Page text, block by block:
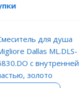
для душа
Dallas ML.DLS-
с внутренней
золото